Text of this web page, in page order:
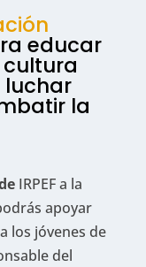
educar
cultura
la
IRPEF a la
apoyar
los jóvenes de
del